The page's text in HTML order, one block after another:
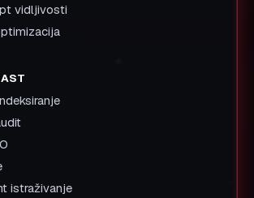
vidljivosti
istraživanje